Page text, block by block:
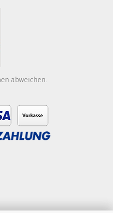
abweichen.